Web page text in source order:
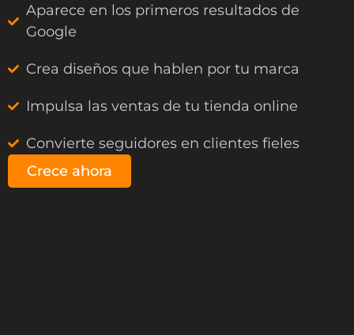
Aparece en los primeros resultados de
Google
Crea diseños que hablen por tu marca
Impulsa las ventas de tu tienda online
Convierte seguidores en clientes fieles
Crece ahora